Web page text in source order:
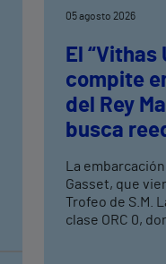
05 agosto 2026
El “Vithas
compite
del Rey
busca
logrados
La
Gasset, que
Trofeo de S.M.
clase ORC 0,